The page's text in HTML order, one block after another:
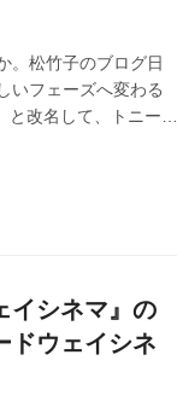
。松竹子のブログ日
いフェーズへ変わる
と改名して、トニー賞
ーズ」・「インデ
シング・ゴーズ」
いたします。
イシネマ』の
ドウェイシネ